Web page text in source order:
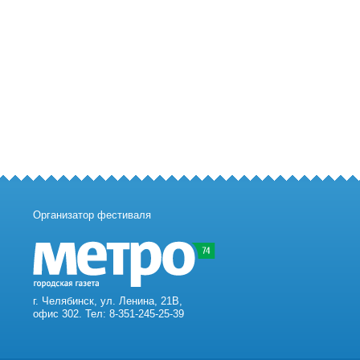
Организатор фестиваля
г. Челябинск, ул. Ленина, 21В,
офис 302. Тел: 8-351-245-25-39